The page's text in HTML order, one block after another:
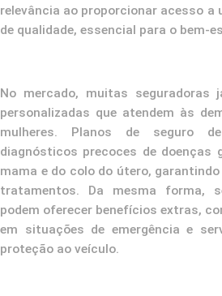
relevância ao proporcionar acesso a
de qualidade, essencial para o bem-
No mercado, muitas seguradoras
personalizadas que atendem às
mulheres. Planos de seguro
diagnósticos precoces de doenças
mama e do colo do útero,
tratamentos. Da mesma forma,
podem oferecer benefícios extras,
em situações de emergência e
proteção ao veículo.